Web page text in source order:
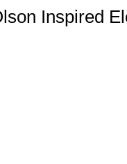
Inspired